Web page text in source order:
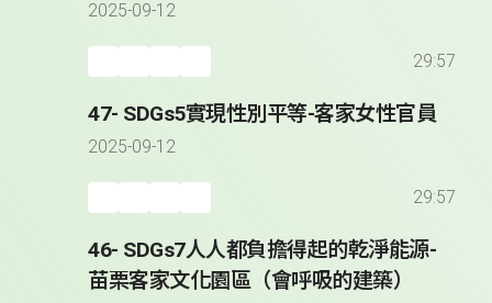
2025-09-12
29:57
47- SDGs5實現性別平等-客家女性官員
2025-09-12
29:57
46- SDGs7人人都負擔得起的乾淨能源-
苗栗客家文化園區（會呼吸的建築）